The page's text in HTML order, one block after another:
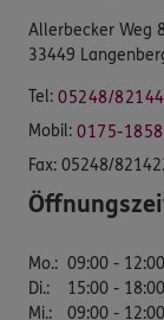
Allerbecker Weg
33449
Tel: 05248/
Mobil: 0175-
Fax: 05248/
Mo.: 09:00 - 12:00
Di.:
15:00 - 18:00
Mi.:
09:00 - 12:00